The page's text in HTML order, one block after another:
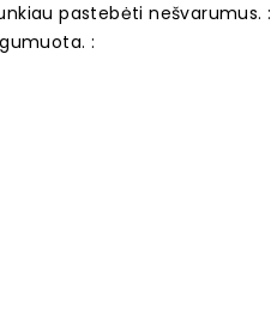
pastebėti nešvarumus. :
: